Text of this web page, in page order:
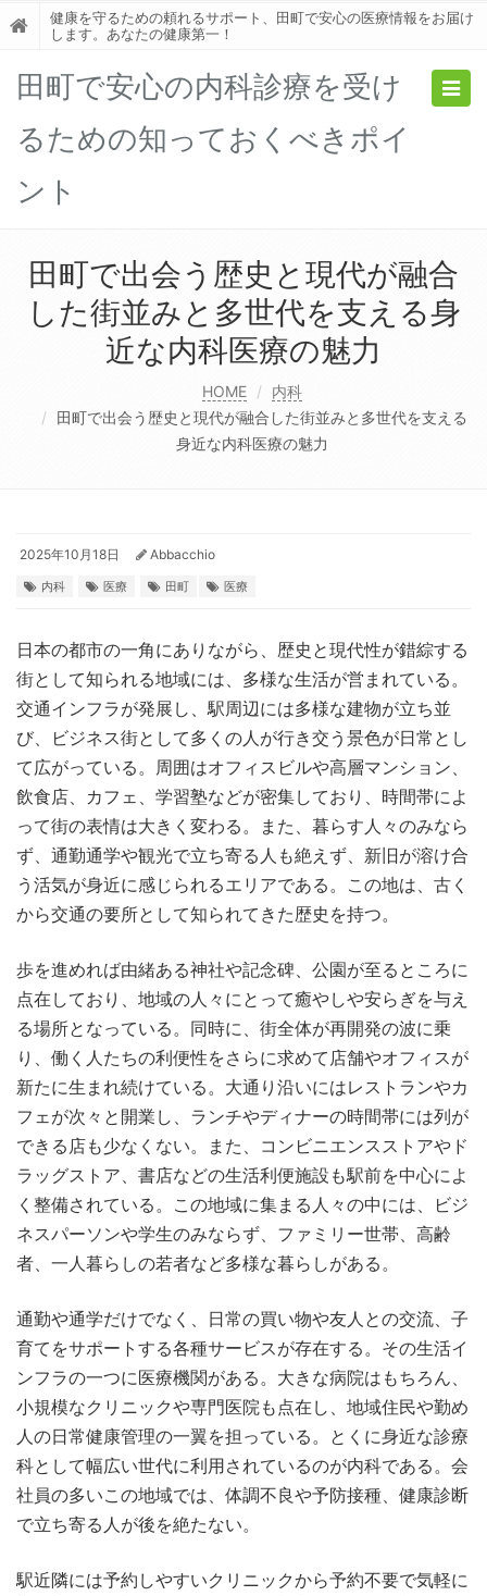
健康を守るための頼れるサポート、田町で安心の医療情報をお届け
します。あなたの健康第一！
田町で安心の内科診療を受け
るための知っておくべきポイ
ント
田町で出会う歴史と現代が融合
した街並みと多世代を支える身
近な内科医療の魅力
HOME
内科
田町で出会う歴史と現代が融合した街並みと多世代を支える
身近な内科医療の魅力
2025年10月18日 Abbacchio
内科 医療 田町 医療
日本の都市の一角にありながら、歴史と現代性が錯綜する
街として知られる地域には、多様な生活が営まれている。
交通インフラが発展し、駅周辺には多様な建物が立ち並
び、ビジネス街として多くの人が行き交う景色が日常とし
て広がっている。周囲はオフィスビルや高層マンション、
飲食店、カフェ、学習塾などが密集しており、時間帯によ
って街の表情は大きく変わる。また、暮らす人々のみなら
ず、通勤通学や観光で立ち寄る人も絶えず、新旧が溶け合
う活気が身近に感じられるエリアである。この地は、古く
から交通の要所として知られてきた歴史を持つ。
歩を進めれば由緒ある神社や記念碑、公園が至るところに
点在しており、地域の人々にとって癒やしや安らぎを与え
る場所となっている。同時に、街全体が再開発の波に乗
り、働く人たちの利便性をさらに求めて店舗やオフィスが
新たに生まれ続けている。大通り沿いにはレストランやカ
フェが次々と開業し、ランチやディナーの時間帯には列が
できる店も少なくない。また、コンビニエンスストアやド
ラッグストア、書店などの生活利便施設も駅前を中心によ
く整備されている。この地域に集まる人々の中には、ビジ
ネスパーソンや学生のみならず、ファミリー世帯、高齢
者、一人暮らしの若者など多様な暮らしがある。
通勤や通学だけでなく、日常の買い物や友人との交流、子
育てをサポートする各種サービスが存在する。その生活イ
ンフラの一つに医療機関がある。大きな病院はもちろん、
小規模なクリニックや専門医院も点在し、地域住民や勤め
人の日常健康管理の一翼を担っている。とくに身近な診療
科として幅広い世代に利用されているのが内科である。会
社員の多いこの地域では、体調不良や予防接種、健康診断
で立ち寄る人が後を絶たない。
駅近隣には予約しやすいクリニックから予約不要で気軽に